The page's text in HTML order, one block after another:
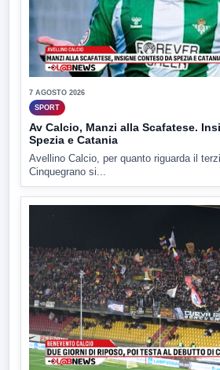
7 AGOSTO 2026
SPORT
Av Calcio, Manzi alla Scafatese.
Spezia e Catania
Avellino Calcio, per quanto riguarda il
Cinquegrano si...